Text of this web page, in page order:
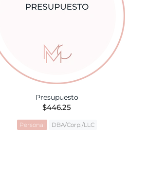
Presupuesto
$446.25
Personal DBA/Corp./LLC